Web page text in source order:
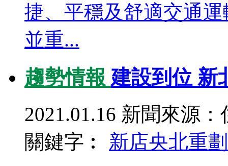
捷、平穩及舒適交通
並重...
趨勢情報 建設到位 新
2021.01.16 新聞來源：
關鍵字︰ 新店央北重